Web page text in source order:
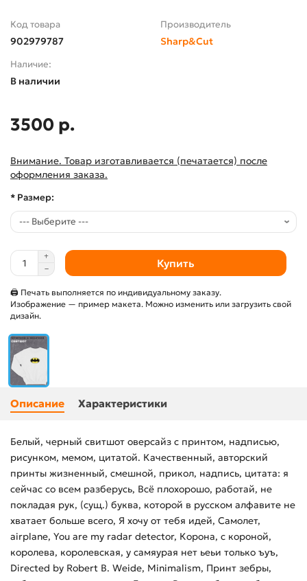
Код товара
902979787
Производитель
Sharp&Cut
Наличие:
В наличии
3500 р.
Внимание. Товар изготавливается (печатается) после
оформления заказа.
* Размер:
Купить
🖨 Печать выполняется по индивидуальному заказу.
Изображение — пример макета. Можно изменить или загрузить свой
дизайн.
Описание Характеристики
Белый, черный свитшот оверсайз с принтом, надписью,
рисунком, мемом, цитатой. Качественный, авторский
принты жизненный, смешной, прикол, надпись, цитата: я
сейчас со всем разберусь, Всё плохорошо, работай, не
покладая рук, (сущ.) буква, которой в русском алфавите не
хватает больше всего, Я хочу от тебя идей, Самолет,
airplane, You are my radar detector, Корона, с короной,
королева, королевская, у самяурая нет ьеьи только ъуъ,
Directed by Robert B. Weide, Minimalism, Принт зебры,